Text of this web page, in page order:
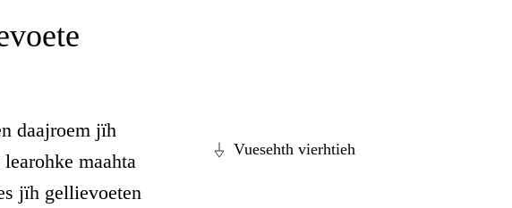
Vuesehth vierhtieh
daajroem jïh
maahta
jïh gellievoeten